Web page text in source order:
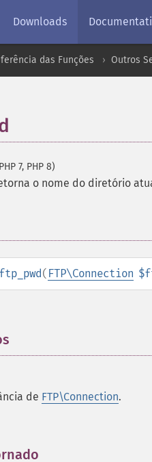
Downloads
das Funções Outros
7, PHP 8)
o nome do diretório
ftp_pwd( FTP\Connection
de FTP\Connection.